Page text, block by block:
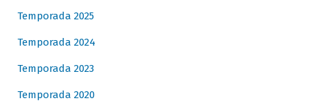
Temporada 2025
Temporada 2024
Temporada 2023
Temporada 2020